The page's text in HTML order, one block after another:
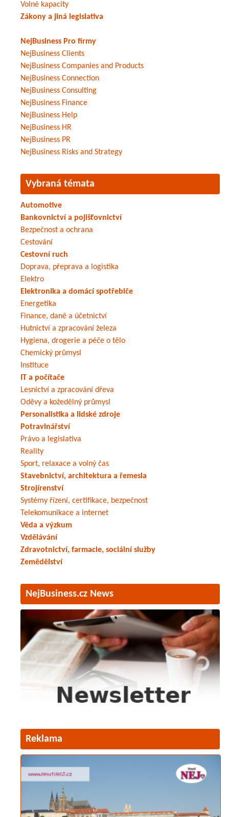
Volné kapacity
Zákony a jiná legislativa
NejBusiness Pro firmy
NejBusiness Clients
NejBusiness Companies and Products
NejBusiness Connection
NejBusiness Consulting
NejBusiness Finance
NejBusiness Help
NejBusiness HR
NejBusiness PR
NejBusiness Risks and Strategy
Vybraná témata
Automotive
Bankovnictví a pojišťovnictví
Bezpečnost a ochrana
Cestování
Cestovní ruch
Doprava, přeprava a logistika
Elektro
Elektronika a domácí spotřebiče
Energetika
Finance, daně a účetnictví
Hutnictví a zpracování železa
Hygiena, drogerie a péče o tělo
Chemický průmysl
Instituce
IT a počítače
Lesnictví a zpracování dřeva
Oděvy a kožedělný průmysl
Personalistika a lidské zdroje
Potravinářství
Právo a legislativa
Reality
Sport, relaxace a volný čas
Stavebnictví, architektura a řemesla
Strojírenství
Systémy řízení, certifikace, bezpečnost
Telekomunikace a internet
Věda a výzkum
Vzdělávání
Zdravotnictví, farmacie, sociální služby
Zemědělství
NejBusiness.cz News
Reklama